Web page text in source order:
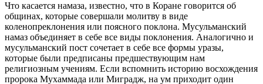
Что касается намаза, известно, что в Коране говорится об
общинах, которые совершали молитву в виде
коленопреклонения или поясного поклона. Мусульманский
намаз объединяет в себе все виды поклонения. Аналогично и
мусульманский пост сочетает в себе все формы уразы,
которые были предписаны предшествующим нам
религиозным учениям. Если вспомнить историю восхождения
пророка Мухаммада или Миградж, на ум приходит один